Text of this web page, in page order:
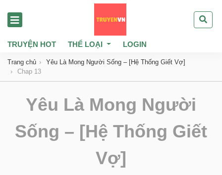
TRUYỆN HOT THỂ LOẠI LOGIN
Trang chủ
Yêu Là Mong Người Sống – [Hệ Thống Giết Vợ]
Chap 13
Yêu Là Mong Người
Sống – [Hệ Thống Giết
Vợ]